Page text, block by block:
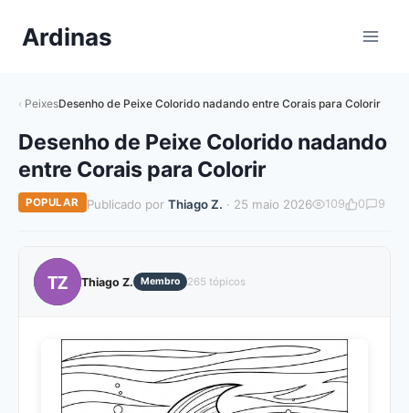
paraArdinas
PeixesDesenho de Peixe Colorido nadando entre Corais para Colorir
Desenho de Peixe Colorido nadando
entre Corais para Colorir
POPULAR Publicado por Thiago Z. · 25 maio 2026 109 0 9
TZ Thiago Z. Membro 265 tópicos